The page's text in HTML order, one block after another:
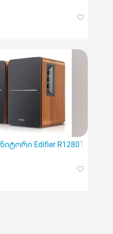
დიზაინით
BookEdifier R1280Ts Active